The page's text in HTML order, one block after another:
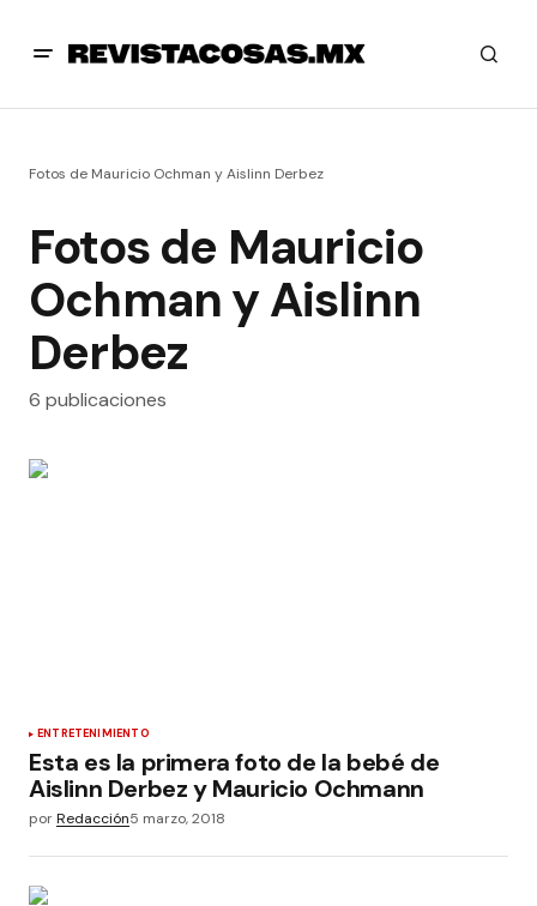
Fotos de Mauricio Ochman y Aislinn Derbez
Fotos de Mauricio
Ochman y Aislinn
Derbez
6 publicaciones
ENTRETENIMIENTO
Esta es la primera foto de la bebé de
Aislinn Derbez y Mauricio Ochmann
porRedacción5 marzo, 2018